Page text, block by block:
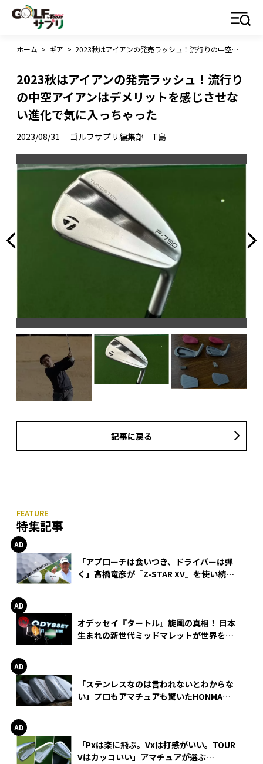
ホーム > ギア > 2023秋はアイアンの発売ラッシュ！流行りの中空アイアンはデメリットを感じさせない進化で気に入っちゃった
2023秋はアイアンの発売ラッシュ！流行り
の中空アイアンはデメリットを感じさせな
い進化で気に入っちゃった
2023/08/31 ゴルフサプリ編集部 T島
記事に戻る
特集記事
「アプローチは食いつき、ドライバーは弾
く」髙橋竜彦が『Z-STAR XV』を使い続け
オデッセイ『タートル』旋風の真相！ 日本
生まれの新世代ミッドマレットが世界を席
「ステンレスなのは言われないとわからな
い」プロもアマチュアも驚いたHONMA
「Pxは楽に飛ぶ。Vxは打感がいい。TOUR
Vはカッコいい」アマチュアが選ぶ